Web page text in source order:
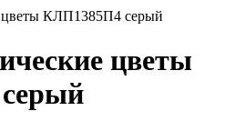
цветы КЛП1385П4 серый
цветы